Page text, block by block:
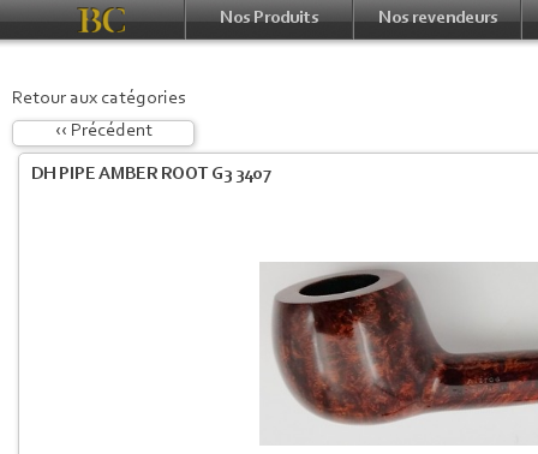
Nos Produits Nos revendeurs
Retour aux catégories
‹‹ Précédent
DH PIPE AMBER ROOT G3 3407